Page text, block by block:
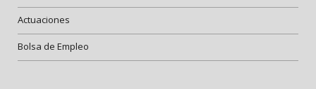
Actuaciones
Bolsa de Empleo